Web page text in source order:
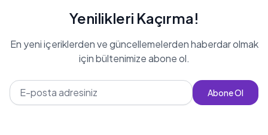
Yenilikleri Kaçırma!
En yeni içeriklerden ve güncellemelerden haberdar olmak
için bültenimize abone ol.
Abone Ol